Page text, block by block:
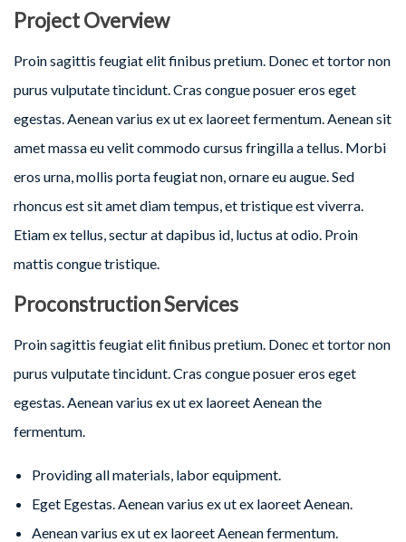
Project Overview
Proin sagittis feugiat elit finibus pretium. Donec et tortor non
purus vulputate tincidunt. Cras congue posuer eros eget
egestas. Aenean varius ex ut ex laoreet fermentum. Aenean sit
amet massa eu velit commodo cursus fringilla a tellus. Morbi
eros urna, mollis porta feugiat non, ornare eu augue. Sed
rhoncus est sit amet diam tempus, et tristique est viverra.
Etiam ex tellus, sectur at dapibus id, luctus at odio. Proin
mattis congue tristique.
Proconstruction Services
Proin sagittis feugiat elit finibus pretium. Donec et tortor non
purus vulputate tincidunt. Cras congue posuer eros eget
egestas. Aenean varius ex ut ex laoreet Aenean the
fermentum.
Providing all materials, labor equipment.
Eget Egestas. Aenean varius ex ut ex laoreet Aenean.
Aenean varius ex ut ex laoreet Aenean fermentum.